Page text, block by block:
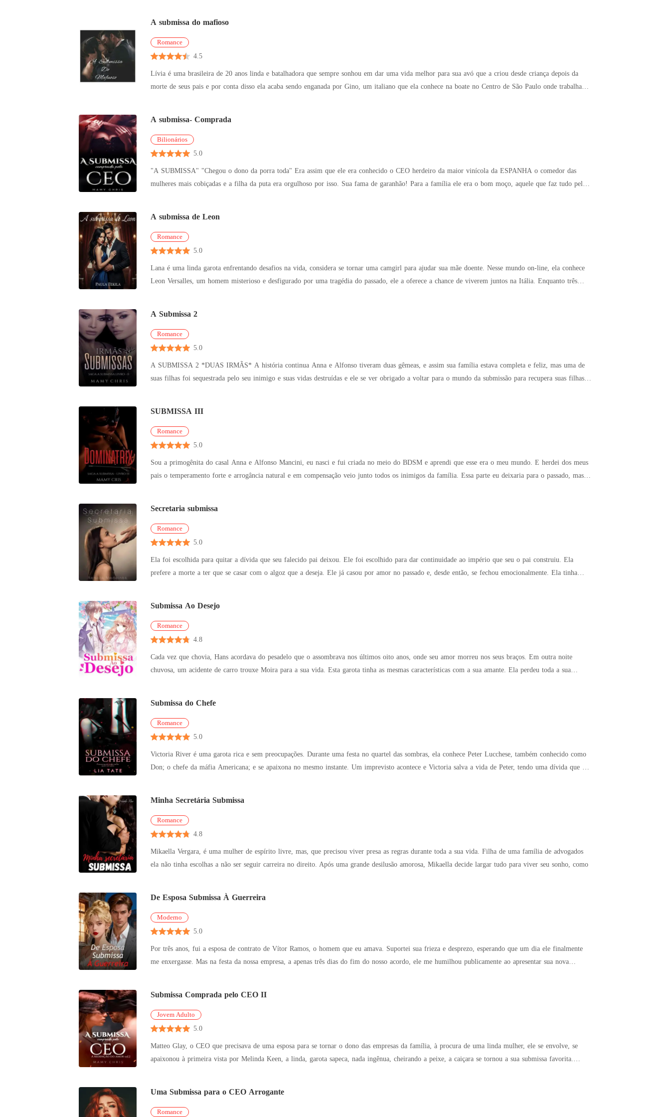
A submissa do mafioso
Romance
4.5
Lívia é uma brasileira de 20 anos linda e batalhadora que sempre sonhou em dar uma vida melhor para sua avó que a criou desde criança depois da
morte de seus pais e por conta disso ela acaba sendo enganada por Gino, um italiano que ela conhece na boate no Centro de São Paulo onde trabalhava
A submissa- Comprada
Bilionários
5.0
"A SUBMISSA" "Chegou o dono da porra toda" Era assim que ele era conhecido o CEO herdeiro da maior vinícola da ESPANHA o comedor das
mulheres mais cobiçadas e a filha da puta era orgulhoso por isso. Sua fama de garanhão! Para a família ele era o bom moço, aquele que faz tudo pela
A submissa de Leon
Romance
5.0
Lana é uma linda garota enfrentando desafios na vida, considera se tornar uma camgirl para ajudar sua mãe doente. Nesse mundo on-line, ela conhece
Leon Versalles, um homem misterioso e desfigurado por uma tragédia do passado, ele a oferece a chance de viverem juntos na Itália. Enquanto três
A Submissa 2
Romance
5.0
A SUBMISSA 2 *DUAS IRMÃS* A história continua Anna e Alfonso tiveram duas gêmeas, e assim sua família estava completa e feliz, mas uma de
suas filhas foi sequestrada pelo seu inimigo e suas vidas destruídas e ele se ver obrigado a voltar para o mundo da submissão para recupera suas filhas.
SUBMISSA III
Romance
5.0
Sou a primogênita do casal Anna e Alfonso Mancini, eu nasci e fui criada no meio do BDSM e aprendi que esse era o meu mundo. E herdei dos meus
pais o temperamento forte e arrogância natural e em compensação veio junto todos os inimigos da família. Essa parte eu deixaria para o passado, mas
Secretaria submissa
Romance
5.0
Ela foi escolhida para quitar a dívida que seu falecido pai deixou. Ele foi escolhido para dar continuidade ao império que seu o pai construiu. Ela
prefere a morte a ter que se casar com o algoz que a deseja. Ele já casou por amor no passado e, desde então, se fechou emocionalmente. Ela tinha
Submissa Ao Desejo
Romance
4.8
Cada vez que chovia, Hans acordava do pesadelo que o assombrava nos últimos oito anos, onde seu amor morreu nos seus braços. Em outra noite
chuvosa, um acidente de carro trouxe Moira para a sua vida. Esta garota tinha as mesmas características com a sua amante. Ela perdeu toda a sua
Submissa do Chefe
Romance
5.0
Victoria River é uma garota rica e sem preocupações. Durante uma festa no quartel das sombras, ela conhece Peter Lucchese, também conhecido como
Don; o chefe da máfia Americana; e se apaixona no mesmo instante. Um imprevisto acontece e Victoria salva a vida de Peter, tendo uma dívida que ele
Minha Secretária Submissa
Romance
4.8
Mikaella Vergara, é uma mulher de espírito livre, mas, que precisou viver presa as regras durante toda a sua vida. Filha de uma família de advogados
ela não tinha escolhas a não ser seguir carreira no direito. Após uma grande desilusão amorosa, Mikaella decide largar tudo para viver seu sonho, como
De Esposa Submissa À Guerreira
Moderno
5.0
Por três anos, fui a esposa de contrato de Vítor Ramos, o homem que eu amava. Suportei sua frieza e desprezo, esperando que um dia ele finalmente
me enxergasse. Mas na festa da nossa empresa, a apenas três dias do fim do nosso acordo, ele me humilhou publicamente ao apresentar sua nova
Submissa Comprada pelo CEO II
Jovem Adulto
5.0
Matteo Glay, o CEO que precisava de uma esposa para se tornar o dono das empresas da família, à procura de uma linda mulher, ele se envolve, se
apaixonou à primeira vista por Melinda Keen, a linda, garota sapeca, nada ingênua, cheirando a peixe, a caiçara se tornou a sua submissa favorita.
Uma Submissa para o CEO Arrogante
Romance